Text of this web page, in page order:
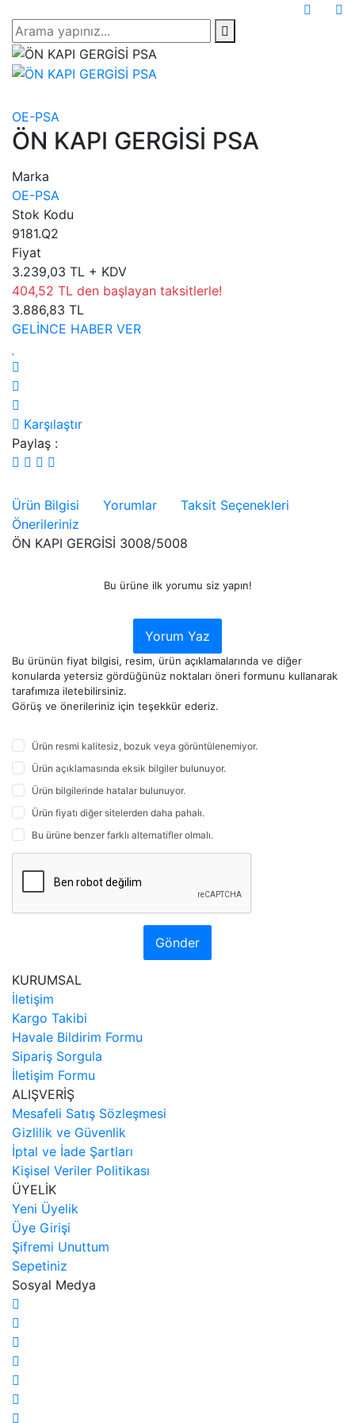
OE-PSA
ÖN KAPI GERGİSİ PSA
Marka
OE-PSA
Stok Kodu
9181.Q2
Fiyat
3.239,03 TL + KDV
404,52 TL den başlayan taksitlerle!
3.886,83 TL
GELİNCE HABER VER
Karşılaştır
Paylaş :
Ürün Bilgisi Yorumlar
Taksit Seçenekleri
Önerileriniz
ÖN KAPI GERGİSİ 3008/5008
Bu ürüne ilk yorumu siz yapın!
Yorum Yaz
Bu ürünün fiyat bilgisi, resim, ürün açıklamalarında ve diğer
konularda yetersiz gördüğünüz noktaları öneri formunu kullanarak
tarafımıza iletebilirsiniz.
Görüş ve önerileriniz için teşekkür ederiz.
Ürün resmi kalitesiz, bozuk veya görüntülenemiyor.
Ürün açıklamasında eksik bilgiler bulunuyor.
Ürün bilgilerinde hatalar bulunuyor.
Ürün fiyatı diğer sitelerden daha pahalı.
Bu ürüne benzer farklı alternatifler olmalı.
Gönder
KURUMSAL
İletişim
Kargo Takibi
Havale Bildirim Formu
Sipariş Sorgula
İletişim Formu
ALIŞVERİŞ
Mesafeli Satış Sözleşmesi
Gizlilik ve Güvenlik
İptal ve İade Şartları
Kişisel Veriler Politikası
ÜYELİK
Yeni Üyelik
Üye Girişi
Şifremi Unuttum
Sepetiniz
Sosyal Medya